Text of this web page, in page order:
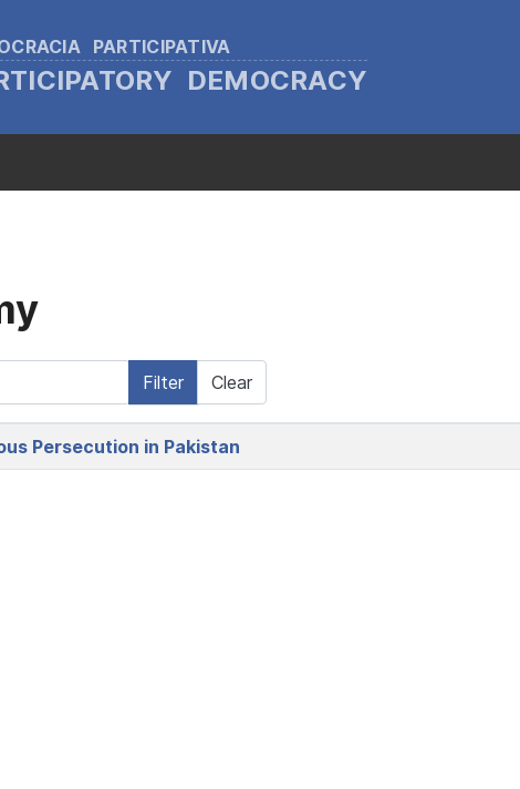
PARTICIPATIVA
DEMOCRACY
Filter Clear
Persecution in Pakistan